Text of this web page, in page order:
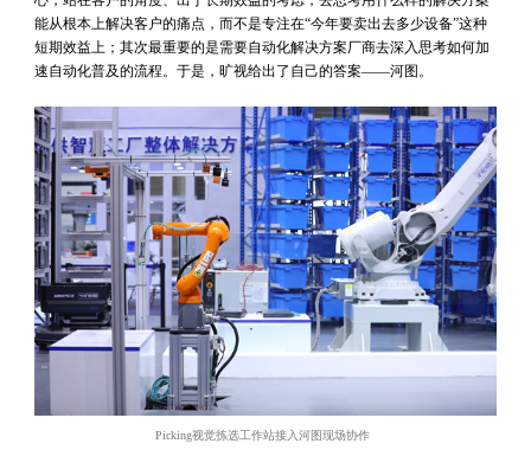
能从根本上解决客户的痛点，而不是专注在“今年要卖出去多少设备”这种
短期效益上；其次最重要的是需要自动化解决方案厂商去深入思考如何加
速自动化普及的流程。于是，旷视给出了自己的答案——河图。
Picking视觉拣选工作站接入河图现场协作